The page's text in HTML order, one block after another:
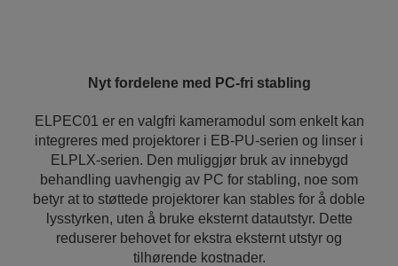
Nyt fordelene med PC-fri stabling
ELPEC01 er en valgfri kameramodul som enkelt kan
integreres med projektorer i EB-PU-serien og linser i
ELPLX-serien. Den muliggjør bruk av innebygd
behandling uavhengig av PC for stabling, noe som
betyr at to støttede projektorer kan stables for å doble
lysstyrken, uten å bruke eksternt datautstyr. Dette
reduserer behovet for ekstra eksternt utstyr og
tilhørende kostnader.